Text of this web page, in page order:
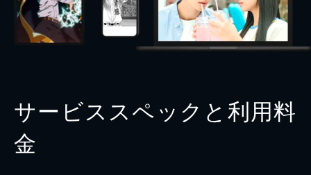
サービススペックと利用料
金